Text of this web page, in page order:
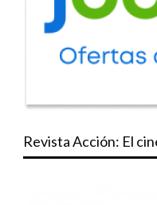
Revista Acción: El